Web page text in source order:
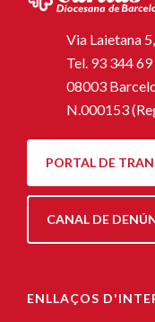
Via Laietana
Tel. 93 344
08003
N.000153
PORTAL DE
CANAL DE
ENLLAÇOS